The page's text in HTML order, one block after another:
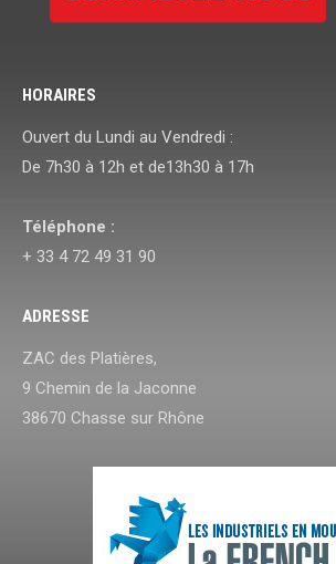
HORAIRES
Ouvert du Lundi au Vendredi :
De 7h30 à 12h et de13h30 à 17h
Téléphone :
+ 33 4 72 49 31 90
ADRESSE
ZAC des Platières,
9 Chemin de la Jaconne
38670 Chasse sur Rhône